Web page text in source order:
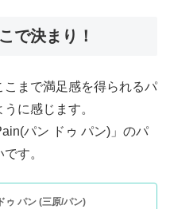
で決まり！
まで満足感を得られるパ
に感じます。
パン ドゥ パン)」のパ
す。
ゥ パン (三原/パン)